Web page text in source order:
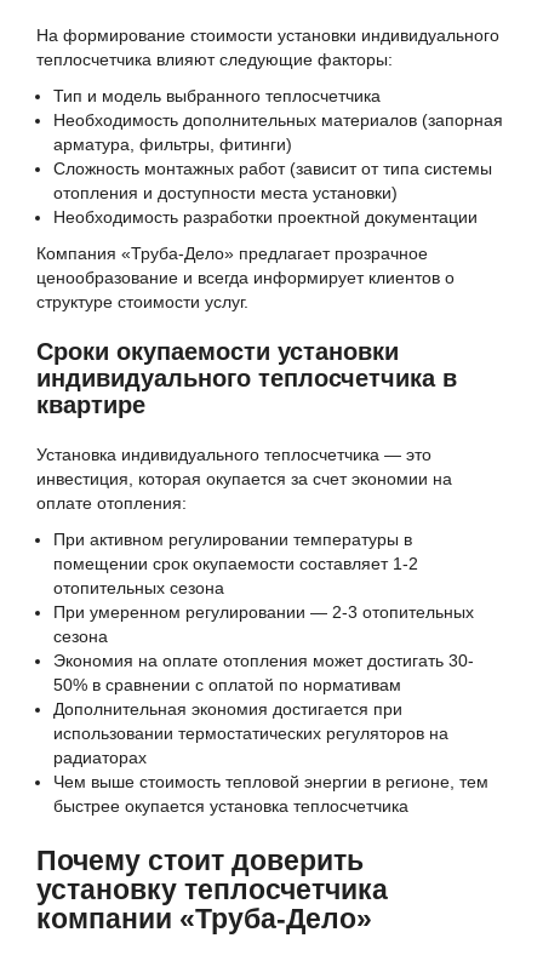
На формирование стоимости установки индивидуального
теплосчетчика влияют следующие факторы:
Тип и модель выбранного теплосчетчика
Необходимость дополнительных материалов (запорная
арматура, фильтры, фитинги)
Сложность монтажных работ (зависит от типа системы
отопления и доступности места установки)
Необходимость разработки проектной документации
Компания «Труба-Дело» предлагает прозрачное
ценообразование и всегда информирует клиентов о
структуре стоимости услуг.
Сроки окупаемости установки
индивидуального теплосчетчика в
квартире
Установка индивидуального теплосчетчика — это
инвестиция, которая окупается за счет экономии на
оплате отопления:
При активном регулировании температуры в
помещении срок окупаемости составляет 1-2
отопительных сезона
При умеренном регулировании — 2-3 отопительных
сезона
Экономия на оплате отопления может достигать 30-
50% в сравнении с оплатой по нормативам
Дополнительная экономия достигается при
использовании термостатических регуляторов на
радиаторах
Чем выше стоимость тепловой энергии в регионе, тем
быстрее окупается установка теплосчетчика
Почему стоит доверить
установку теплосчетчика
компании «Труба-Дело»